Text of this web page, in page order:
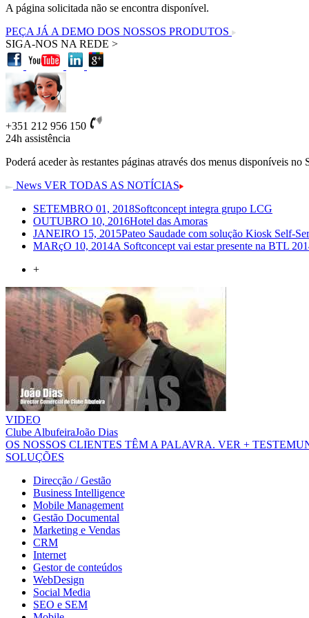
A página solicitada não se encontra disponível.
PEÇA JÁ A DEMO DOS NOSSOS PRODUTOS
SIGA-NOS NA REDE >
+351 212 956 150
24h assistência
Poderá aceder às restantes páginas através dos menus disponíveis no
News VER TODAS AS NOTÍCIAS
SETEMBRO 01, 2018Softconcept integra grupo LCG
OUTUBRO 10, 2016Hotel das Amoras
JANEIRO 15, 2015Pateo Saudade com solução Kiosk Self-
MARçO 10, 2014A Softconcept vai estar presente na BTL
+
VIDEO
Clube AlbufeiraJoão Dias
OS NOSSOS CLIENTES TÊM A PALAVRA. VER +
SOLUÇÕES
Direcção / Gestão
Business Intelligence
Mobile Management
Gestão Documental
Marketing e Vendas
CRM
Internet
Gestor de conteúdos
WebDesign
Social Media
SEO e SEM